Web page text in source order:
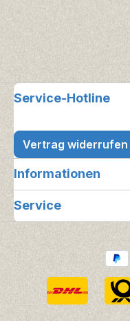
Service-Hotline
Vertrag widerrufen
Informationen
Service